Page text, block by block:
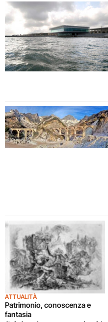
ATTUALITÀ
Patrimonio, conoscenza e
fantasia